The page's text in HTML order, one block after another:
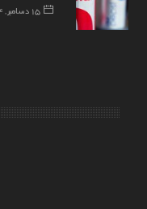
15 دسامبر, 2014